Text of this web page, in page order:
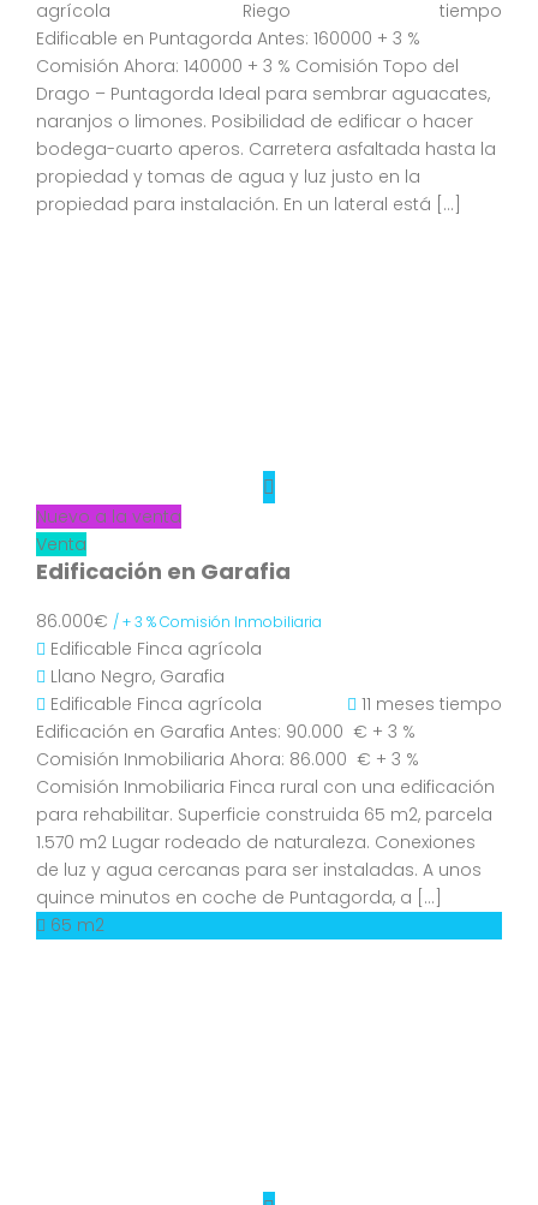
agrícola Riego
tiempo
Edificable en Puntagorda Antes: 160000 + 3 %
Comisión Ahora: 140000 + 3 % Comisión Topo del
Drago – Puntagorda Ideal para sembrar aguacates,
naranjos o limones. Posibilidad de edificar o hacer
bodega-cuarto aperos. Carretera asfaltada hasta la
propiedad y tomas de agua y luz justo en la
propiedad para instalación. En un lateral está […]
Nuevo a la venta
Venta
Edificación en Garafia
86.000€ / + 3 % Comisión Inmobiliaria
Edificable Finca agrícola
Llano Negro, Garafia
Edificable Finca agrícola
11 meses tiempo
Edificación en Garafia Antes: 90.000 € + 3 %
Comisión Inmobiliaria Ahora: 86.000 € + 3 %
Comisión Inmobiliaria Finca rural con una edificación
para rehabilitar. Superficie construida 65 m2, parcela
1.570 m2 Lugar rodeado de naturaleza. Conexiones
de luz y agua cercanas para ser instaladas. A unos
quince minutos en coche de Puntagorda, a […]
65 m2